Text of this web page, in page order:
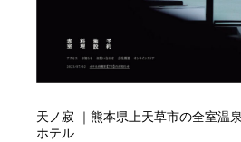
天ノ寂 ｜熊本県上天草市の全室温
ホテル